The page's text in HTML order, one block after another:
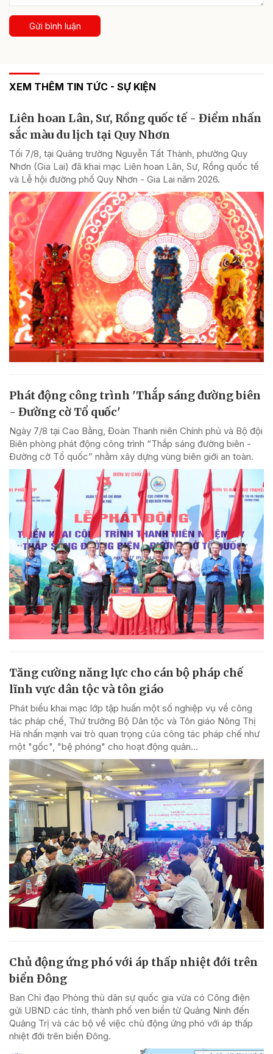
Gửi bình luận
XEM THÊM TIN TỨC - SỰ KIỆN
Liên hoan Lân, Sư, Rồng quốc tế - Điểm nhấn
sắc màu du lịch tại Quy Nhơn
Tối 7/8, tại Quảng trường Nguyễn Tất Thành, phường Quy
Nhơn (Gia Lai) đã khai mạc Liên hoan Lân, Sư, Rồng quốc tế
và Lễ hội đường phố Quy Nhơn - Gia Lai năm 2026.
Phát động công trình 'Thắp sáng đường biên
- Đường cờ Tổ quốc'
Ngày 7/8 tại Cao Bằng, Đoàn Thanh niên Chính phủ và Bộ đội
Biên phòng phát động công trình “Thắp sáng đường biên -
Đường cờ Tổ quốc” nhằm xây dựng vùng biên giới an toàn.
Tăng cường năng lực cho cán bộ pháp chế
lĩnh vực dân tộc và tôn giáo
Phát biểu khai mạc lớp tập huấn một số nghiệp vụ về công
tác pháp chế, Thứ trưởng Bộ Dân tộc và Tôn giáo Nông Thị
Hà nhấn mạnh vai trò quan trọng của công tác pháp chế như
một "gốc", "bệ phóng" cho hoạt động quản...
Chủ động ứng phó với áp thấp nhiệt đới trên
biển Đông
Ban Chỉ đạo Phòng thủ dân sự quốc gia vừa có Công điện
gửi UBND các tỉnh, thành phố ven biển từ Quảng Ninh đến
Quảng Trị và các bộ về việc chủ động ứng phó với áp thấp
nhiệt đới trên biển Đông.